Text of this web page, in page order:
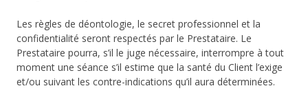
Les règles de déontologie, le secret professionnel et la
confidentialité seront respectés par le Prestataire. Le
Prestataire pourra, s’il le juge nécessaire, interrompre à tout
moment une séance s’il estime que la santé du Client l’exige
et/ou suivant les contre-indications qu’il aura déterminées.